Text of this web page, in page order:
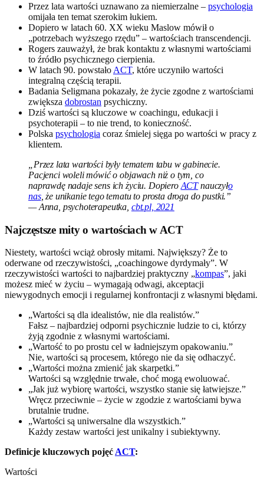
Przez lata wartości uznawano za niemierzalne – psychologia
omijała ten temat szerokim łukiem.
Dopiero w latach 60. XX wieku Maslow mówił o
„potrzebach wyższego rzędu” – wartościach transcendencji.
Rogers zauważył, że brak kontaktu z własnymi wartościami
to źródło psychicznego cierpienia.
W latach 90. powstało ACT, które uczyniło wartości
integralną częścią terapii.
Badania Seligmana pokazały, że życie zgodne z wartościami
zwiększa dobrostan psychiczny.
Dziś wartości są kluczowe w coachingu, edukacji i
psychoterapii – to nie trend, to konieczność.
Polska psychologia coraz śmielej sięga po wartości w pracy z
klientem.
„Przez lata wartości były tematem tabu w gabinecie.
Pacjenci woleli mówić o objawach niż o tym, co
naprawdę nadaje sens ich życiu. Dopiero ACTnauczyło
nas, że unikanie tego tematu to prosta droga do pustki.”
— Anna, psychoterapeutka, cbt.pl, 2021
Najczęstsze mity o wartościach w ACT
Niestety, wartości wciąż obrosły mitami. Największy? Że to
oderwane od rzeczywistości, „coachingowe dyrdymały”. W
rzeczywistości wartości to najbardziej praktyczny „kompas”, jaki
możesz mieć w życiu – wymagają odwagi, akceptacji
niewygodnych emocji i regularnej konfrontacji z własnymi błędami.
„Wartości są dla idealistów, nie dla realistów.”
Fałsz – najbardziej odporni psychicznie ludzie to ci, którzy
żyją zgodnie z własnymi wartościami.
„Wartość to po prostu cel w ładniejszym opakowaniu.”
Nie, wartości są procesem, którego nie da się odhaczyć.
„Wartości można zmienić jak skarpetki.”
Wartości są względnie trwałe, choć mogą ewoluować.
„Jak już wybiorę wartości, wszystko stanie się łatwiejsze.”
Wręcz przeciwnie – życie w zgodzie z wartościami bywa
brutalnie trudne.
„Wartości są uniwersalne dla wszystkich.”
Każdy zestaw wartości jest unikalny i subiektywny.
Definicje kluczowych pojęć ACT:
Wartości